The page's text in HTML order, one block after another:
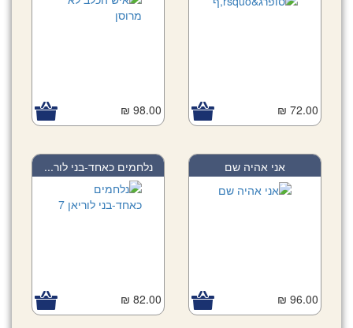
72.00 ₪
98.00 ₪
אני אהיה שם
96.00 ₪
נלחמים כאחד-בני לור...
82.00 ₪